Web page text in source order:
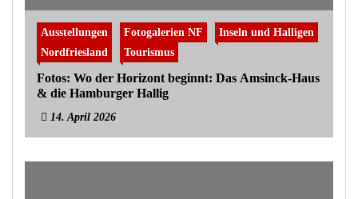
Ausstellungen Fotogalerien NF
Inseln und Halligen
Nordfriesland
Tourismus
Fotos: Wo der Horizont beginnt: Das Amsinck-Haus
& die Hamburger Hallig
14. April 2026